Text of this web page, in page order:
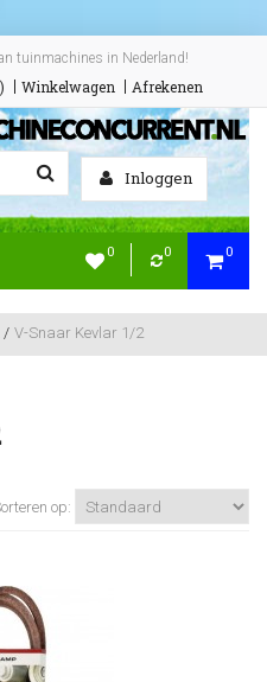
tuinmachines in Nederland!
Winkelwagen Afrekenen
Inloggen
0 0 0
V-Snaar Kevlar 1/2
op: